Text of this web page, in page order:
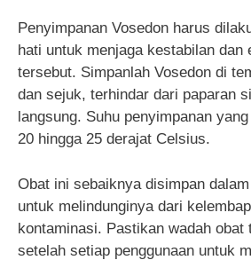
Penyimpanan Vosedon harus
hati untuk menjaga kestabilan dan
tersebut. Simpanlah Vosedon di
dan sejuk, terhindar dari paparan
langsung. Suhu penyimpanan
20 hingga 25 derajat Celsius.
Obat ini sebaiknya disimpan
untuk melindunginya dari
kontaminasi. Pastikan wadah obat
setelah setiap penggunaan untuk